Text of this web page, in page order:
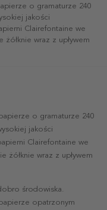
o gramaturze 240
jakości
Clairefontaine we
wraz z upływem
o gramaturze 240
jakości
Clairefontaine we
żółknie wraz z upływem
środowiska.
opatrzonym